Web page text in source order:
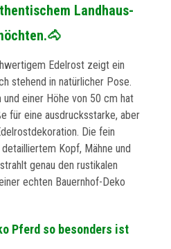
Landhaus-
Edelrost zeigt ein
stehend in natürlicher Pose.
einer Höhe von 50 cm hat
für eine ausdrucksstarke, aber
Die fein
Kopf, Mähne und
genau den rustikalen
echten Bauernhof-Deko
Pferd so besonders ist